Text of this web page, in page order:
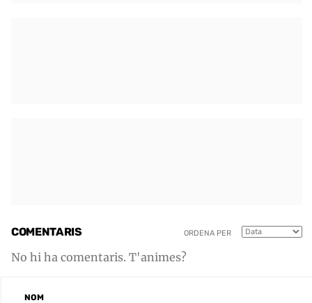
COMENTARIS ORDENA PER
No hi ha comentaris. T'animes?
NOM